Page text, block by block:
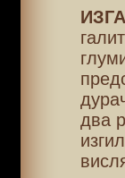
два